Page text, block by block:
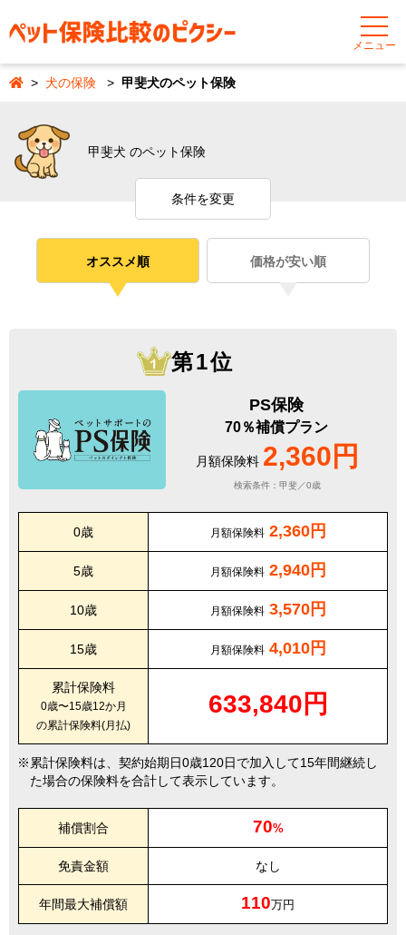
メニュー
犬の保険 甲斐犬のペット保険
甲斐犬 のペット保険
条件を変更
オススメ順 価格が安い順
第1位
PS保険
70％補償プラン
月額保険料 2,360円
検索条件：甲斐／0歳
0歳 月額保険料 2,360円
5歳 月額保険料 2,940円
10歳 月額保険料 3,570円
15歳 月額保険料 4,010円
累計保険料
0歳〜15歳12か月
の累計保険料(月払)
633,840円
累計保険料は、契約始期日0歳120日で加入して15年間継続し
た場合の保険料を合計して表示しています。
補償割合 70%
免責金額 なし
年間最大補償額 110万円